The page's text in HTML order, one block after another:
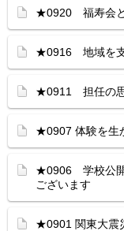
★0920 福寿会
★0916 地域を支
★0911 担任の
★0907 体験を生
★0906 学校公開
ございます
★0901 関東大震